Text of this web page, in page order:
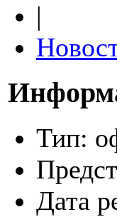
|
Тип:
Дата